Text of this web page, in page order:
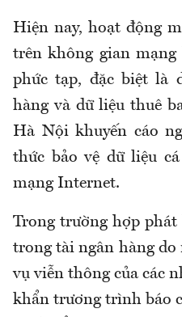
Hiện nay, hoạt động
trên không gian
phức tạp, đặc biệt là
hàng và dữ liệu thuê
Hà Nội khuyến cáo
thức bảo vệ dữ liệu
mạng Internet.
Trong trường hợp
trong tài ngân hàng do
vụ viễn thông của các
khẩn trương trình báo